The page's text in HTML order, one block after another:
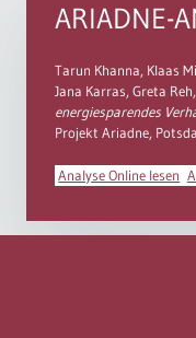
ARIADNE-
Tarun Khanna, Klaas
Jana Karras, Greta
energiesparendes
Projekt Ariadne,
Analyse Online lesen